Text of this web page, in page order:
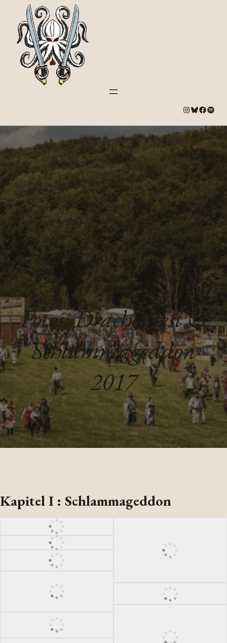
# Bluesky # Spotify
Fotos: Drachenfest &
Schlammageddon
2017
Kapitel I : Schlammageddon